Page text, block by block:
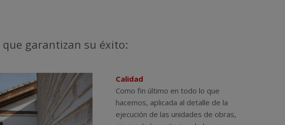
que garantizan su éxito:
Calidad
Como fin último en todo lo que
hacemos, aplicada al detalle de la
ejecución de las unidades de obras,